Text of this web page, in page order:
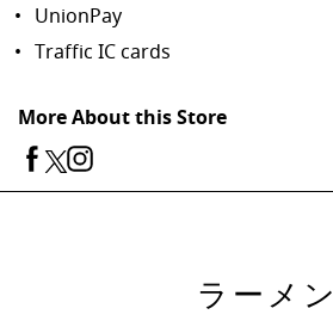
UnionPay
Traffic IC cards
More About this Store
ラーメン